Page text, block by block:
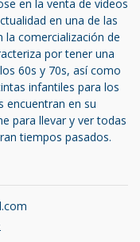
en la venta de videos
en una de las
comercialización de
por tener una
60s y 70s, así como
infantiles para los
encuentran en su
para llevar y ver todas
tiempos pasados.